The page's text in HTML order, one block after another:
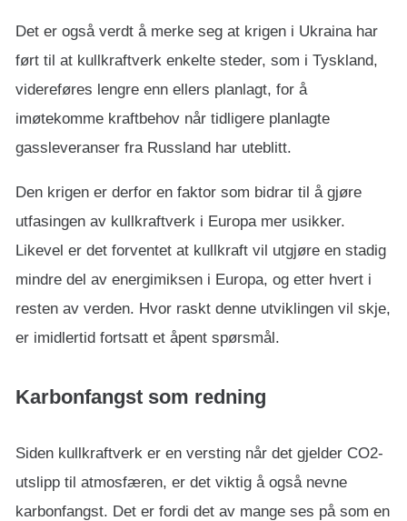
Det er også verdt å merke seg at krigen i Ukraina har
ført til at kullkraftverk enkelte steder, som i Tyskland,
videreføres lengre enn ellers planlagt, for å
imøtekomme kraftbehov når tidligere planlagte
gassleveranser fra Russland har uteblitt.
Den krigen er derfor en faktor som bidrar til å gjøre
utfasingen av kullkraftverk i Europa mer usikker.
Likevel er det forventet at kullkraft vil utgjøre en stadig
mindre del av energimiksen i Europa, og etter hvert i
resten av verden. Hvor raskt denne utviklingen vil skje,
er imidlertid fortsatt et åpent spørsmål.
Karbonfangst som redning
Siden kullkraftverk er en versting når det gjelder CO2-
utslipp til atmosfæren, er det viktig å også nevne
karbonfangst. Det er fordi det av mange ses på som en